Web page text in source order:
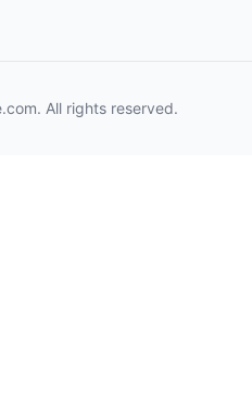
All rights reserved.